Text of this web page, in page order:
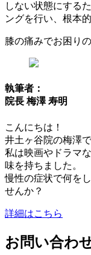
しない状態にする
ングを行い、根本
膝の痛みでお困りの
執筆者：
院長 梅澤 寿明
こんにちは！
井土ヶ谷院の梅澤で
私は映画やドラマ
味を持ちました。
慢性の症状で何を
せんか？
詳細はこちら
お問い合わ